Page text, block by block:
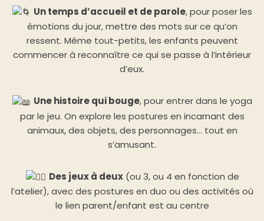
Un temps d’accueil et de parole, pour poser les
émotions du jour, mettre des mots sur ce qu’on
ressent. Même tout-petits, les enfants peuvent
commencer à reconnaître ce qui se passe à l’intérieur
d’eux.
Une histoire qui bouge, pour entrer dans le yoga
par le jeu. On explore les postures en incarnant des
animaux, des objets, des personnages… tout en
s’amusant.
Des jeux à deux(ou 3, ou 4 en fonction de
l’atelier), avec des postures en duo ou des activités où
le lien parent/enfant est au centre